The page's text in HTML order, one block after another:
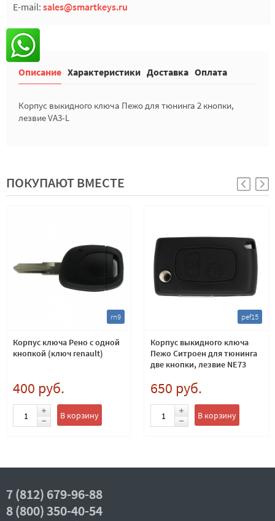
E-mail: sales@smartkeys.ru
Описание Характеристики Доставка Оплата
Корпус выкидного ключа Пежо для тюнинга 2 кнопки,
лезвие VA3-L
ПОКУПАЮТ ВМЕСТЕ
rn9
Корпус ключа Рено с одной
кнопкой (ключ renault)
400 руб.
В корзину
pef15
Корпус выкидного ключа
Пежо Ситроен для тюнинга
две кнопки, лезвие NE73
650 руб.
В корзину
7 (812) 679-96-88
8 (800) 350-40-54